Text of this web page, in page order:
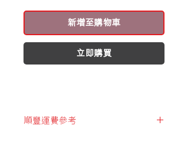
新增至購物車
立即購買
順豐運費參考